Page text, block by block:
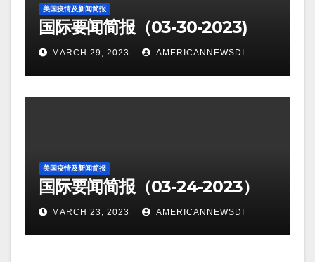
美国疫情及新闻简报
国际要闻简报（03-30-2023)
MARCH 29, 2023 AMERICANNEWSDI
美国疫情及新闻简报
国际要闻简报（03-24-2023）
MARCH 23, 2023 AMERICANNEWSDI